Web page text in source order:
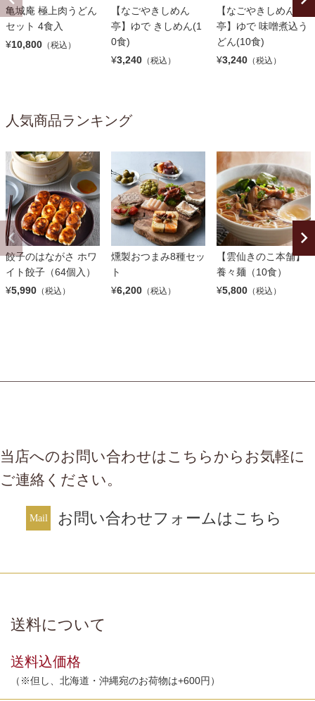
亀城庵 極上肉うどん
セット 4食入
¥10,800 （税込）
【なごやきしめん
亭】ゆで きしめん(1
0食)
¥3,240 （税込）
【なごやきしめん
亭】ゆで 味噌煮込う
どん(10食)
¥3,240 （税込）
人気商品ランキング
餃子のはながさ ホワ
イト餃子（64個入）
¥5,990 （税込）
燻製おつまみ8種セッ
ト
¥6,200 （税込）
【雲仙きのこ本舗】
養々麺（10食）
¥5,800 （税込）
当店へのお問い合わせはこちらからお気軽に
ご連絡ください。
お問い合わせフォームはこちら
送料について
送料込価格
（※但し、北海道・沖縄宛のお荷物は+600円）